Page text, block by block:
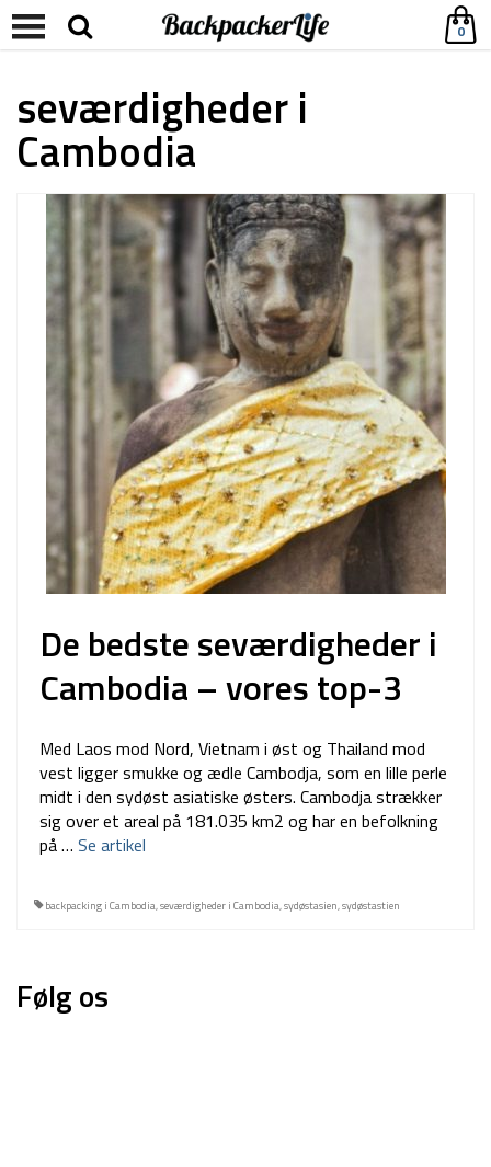
0
seværdigheder i
Cambodia
De bedste seværdigheder i
Cambodia – vores top-3
Med Laos mod Nord, Vietnam i øst og Thailand mod
vest ligger smukke og ædle Cambodja, som en lille perle
midt i den sydøst asiatiske østers. Cambodja strækker
sig over et areal på 181.035 km2 og har en befolkning
på … Se artikel
backpacking i Cambodia,seværdigheder i Cambodia,sydøstasien,sydøstastien
Følg os